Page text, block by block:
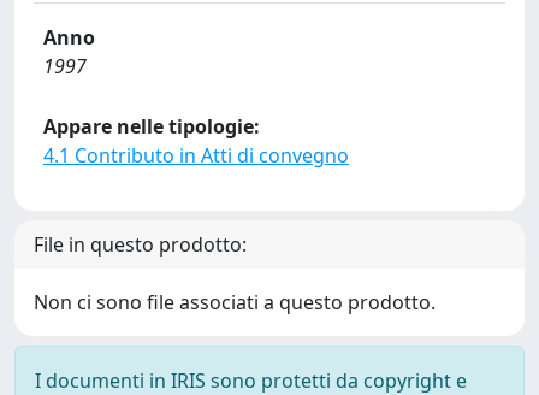
Anno
1997
Appare nelle tipologie:
4.1 Contributo in Atti di convegno
File in questo prodotto:
Non ci sono file associati a questo prodotto.
I documenti in IRIS sono protetti da copyright e